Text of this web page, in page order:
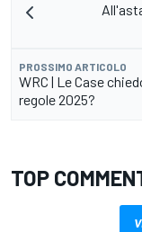
PROSSIMO ARTICOLO
WRC | Le Case
regole 2025?
TOP